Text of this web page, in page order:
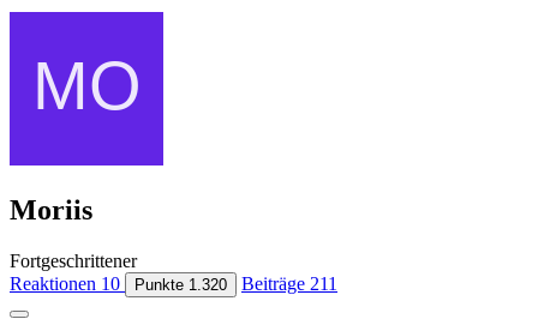
Moriis
Fortgeschrittener
Reaktionen 10 Punkte 1.320 Beiträge 211